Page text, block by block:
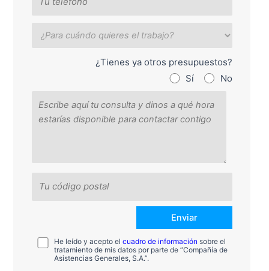
¿Tienes ya otros presupuestos?
Sí
No
He leído y acepto elcuadro de información sobre el
tratamiento de mis datos por parte de “Compañía de
Asistencias Generales, S.A.”.